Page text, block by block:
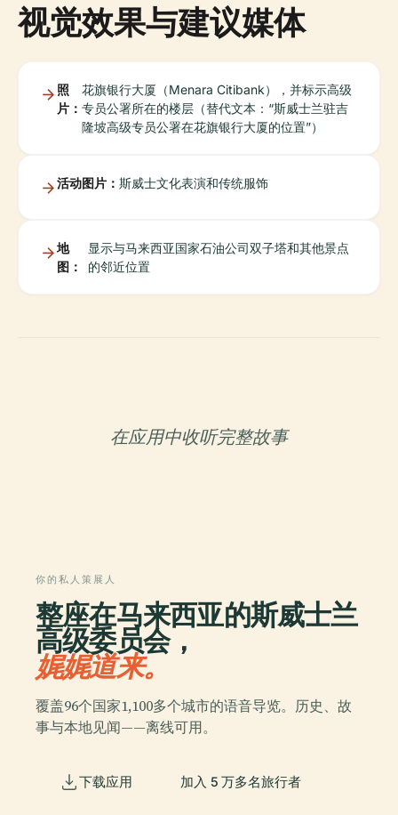
视觉效果与建议媒体
照
片：
花旗银行大厦（Menara Citibank），并标示高级
专员公署所在的楼层（替代文本：“斯威士兰驻吉
隆坡高级专员公署在花旗银行大厦的位置”）
活动图片： 斯威士文化表演和传统服饰
地
图：
显示与马来西亚国家石油公司双子塔和其他景点
的邻近位置
在应用中收听完整故事
你的私人策展人
整座在马来西亚的斯威士兰
高级委员会，
娓娓道来。
覆盖96个国家1,100多个城市的语音导览。历史、故
事与本地见闻——离线可用。
下载应用 加入 5 万多名旅行者